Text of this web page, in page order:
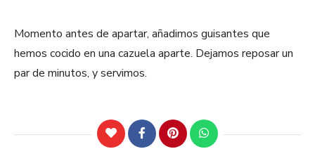
Momento antes de apartar, añadimos guisantes que
hemos cocido en una cazuela aparte. Dejamos reposar un
par de minutos, y servimos.